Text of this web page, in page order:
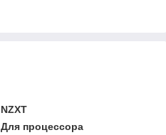
NZXT
Для процессора